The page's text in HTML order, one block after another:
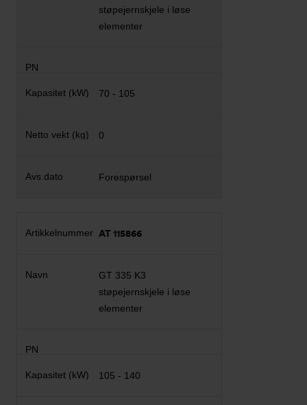
støpejernskjele i løse
elementer
70 - 105
0
Forespørsel
AT 115866
GT 335 K3
støpejernskjele i løse
elementer
105 - 140